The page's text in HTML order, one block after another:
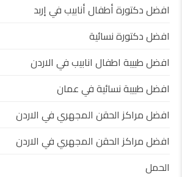
افضل دكتورة أطفال أنابيب في إربد
افضل دكتورة نسائية
افضل طبيبة اطفال انابيب في الاردن
افضل طبيبة نسائية في عمان
افضل مراكز الحقن المجهري في الاردن
افضل مراكز الحقن المجهري في الاردن
الحمل